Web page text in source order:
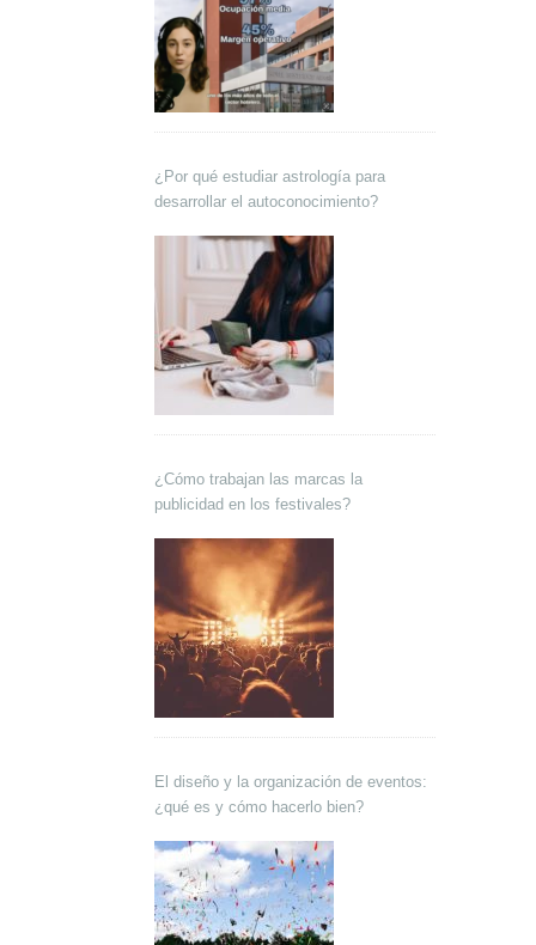
¿Por qué estudiar astrología para
desarrollar el autoconocimiento?
¿Cómo trabajan las marcas la
publicidad en los festivales?
El diseño y la organización de eventos:
¿qué es y cómo hacerlo bien?